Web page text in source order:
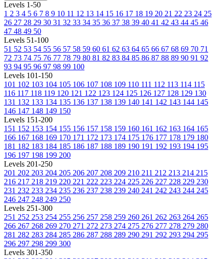
Levels 1-50
1 2 3 4 5 6 7 8 9 10 11 12 13 14 15 16 17 18 19 20 21 22 23 24 25
26 27 28 29 30 31 32 33 34 35 36 37 38 39 40 41 42 43 44 45 46
47 48 49 50
Levels 51-100
51 52 53 54 55 56 57 58 59 60 61 62 63 64 65 66 67 68 69 70 71
72 73 74 75 76 77 78 79 80 81 82 83 84 85 86 87 88 89 90 91 92
93 94 95 96 97 98 99 100
Levels 101-150
101 102 103 104 105 106 107 108 109 110 111 112 113 114 115
116 117 118 119 120 121 122 123 124 125 126 127 128 129 130
131 132 133 134 135 136 137 138 139 140 141 142 143 144 145
146 147 148 149 150
Levels 151-200
151 152 153 154 155 156 157 158 159 160 161 162 163 164 165
166 167 168 169 170 171 172 173 174 175 176 177 178 179 180
181 182 183 184 185 186 187 188 189 190 191 192 193 194 195
196 197 198 199 200
Levels 201-250
201 202 203 204 205 206 207 208 209 210 211 212 213 214 215
216 217 218 219 220 221 222 223 224 225 226 227 228 229 230
231 232 233 234 235 236 237 238 239 240 241 242 243 244 245
246 247 248 249 250
Levels 251-300
251 252 253 254 255 256 257 258 259 260 261 262 263 264 265
266 267 268 269 270 271 272 273 274 275 276 277 278 279 280
281 282 283 284 285 286 287 288 289 290 291 292 293 294 295
296 297 298 299 300
Levels 301-350